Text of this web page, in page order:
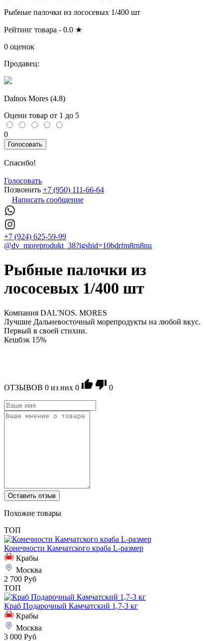
Рыбные палочки из лососевых 1/400 шт
Рейтинг товара - 0.0 ★
0 оценок
Продавец:
Dalnos Mores (4.8)
Оцени товар от 1 до 5
0
Голосовать
Спасибо!
Голосовать
Позвонить +7 (950) 111-66-64
Написать сообщение
+7 (924) 625-59-99
@dv_moreprodukt_38?igshid=10bdrfm8rn8nu
Рыбные палочки из
лососевых 1/400 шт
Компания DAL'NOS. MORES
Лучшие Дальневосточный морепродукты на любой вкус.
Первый в своей стихии.
Кешбэк 15%
ОТЗЫВОВ 0 из ниx 0 0
Оставить отзыв
Похожие товары
ТОП
Конечности Камчатского краба L-размер
Крабы
Москва
2 700 Руб
ТОП
Краб Подарочный Камчатский 1,7-3 кг
Крабы
Москва
3 000 Руб